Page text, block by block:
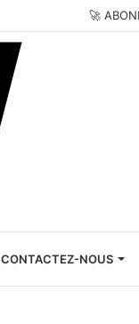
🚀
CONTACTEZ-NOUS